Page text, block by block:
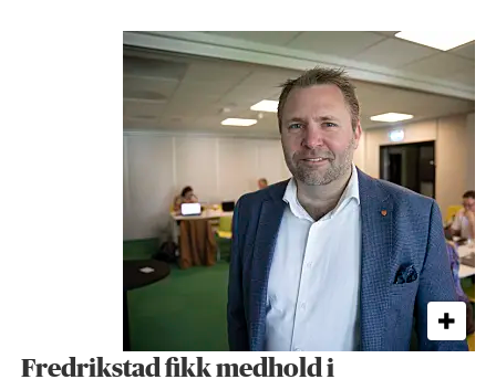
Fredrikstad fikk medhold i